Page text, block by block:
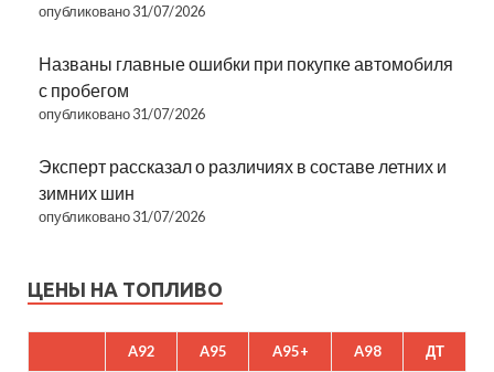
опубликовано 31/07/2026
Названы главные ошибки при покупке автомобиля
с пробегом
опубликовано 31/07/2026
Эксперт рассказал о различиях в составе летних и
зимних шин
опубликовано 31/07/2026
ЦЕНЫ НА ТОПЛИВО
A92 A95 A95+ A98 ДТ